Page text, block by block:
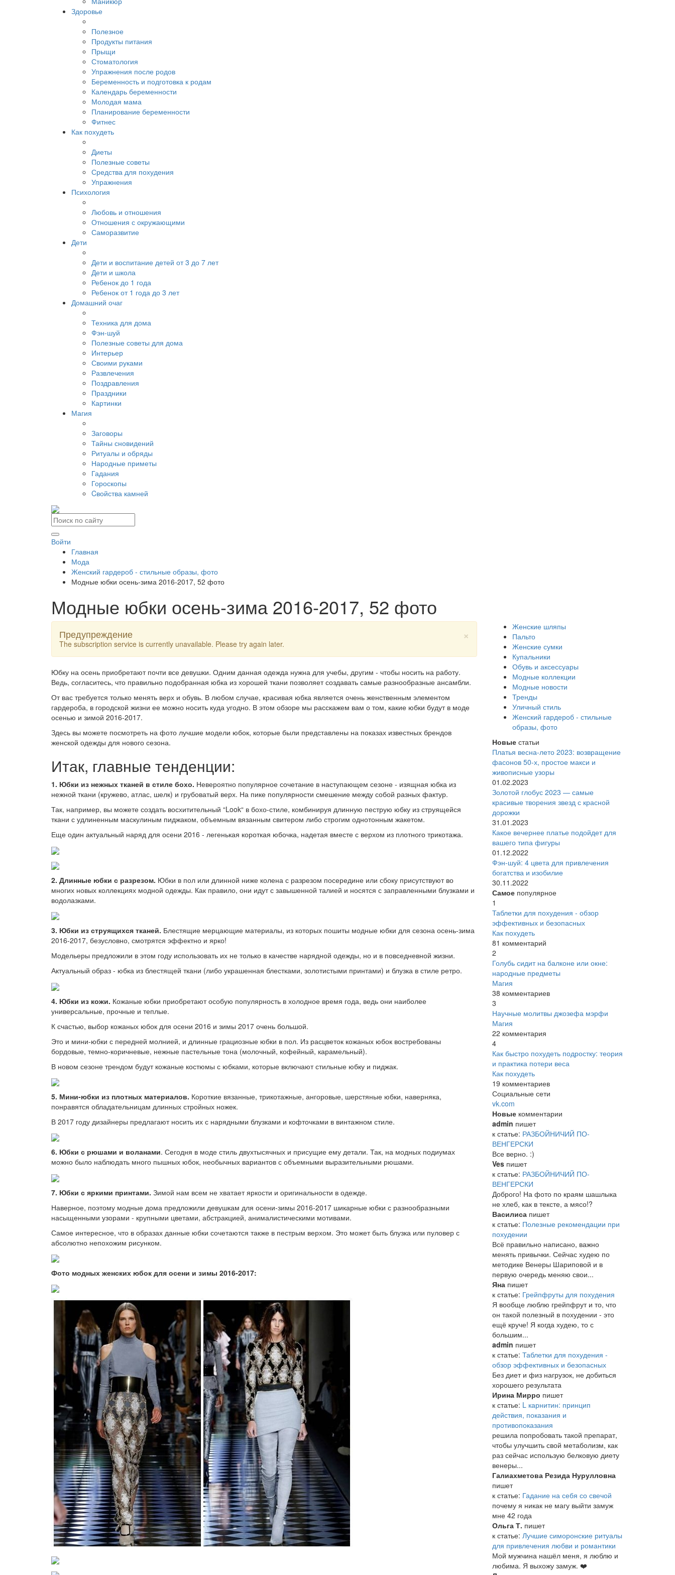
Здоровье
Полезное
Продукты питания
Прыщи
Стоматология
Упражнения после родов
Беременность и подготовка к родам
Календарь беременности
Молодая мама
Планирование беременности
Фитнес
Как похудеть
Диеты
Полезные советы
Средства для похудения
Упражнения
Психология
Любовь и отношения
Отношения с окружающими
Саморазвитие
Дети
Дети и воспитание детей от 3 до 7 лет
Дети и школа
Ребенок до 1 года
Ребенок от 1 года до 3 лет
Домашний очаг
Техника для дома
Фэн-шуй
Полезные советы для дома
Интерьер
Своими руками
Развлечения
Поздравления
Праздники
Картинки
Магия
Заговоры
Тайны сновидений
Ритуалы и обряды
Народные приметы
Гадания
Гороскопы
Cвойства камней
Войти
Главная
Мода
Женский гардероб - стильные образы, фото
Модные юбки осень-зима 2016-2017, 52 фото
Модные юбки осень-зима 2016-2017, 52 фото
×
Предупреждение
The subscription service is currently unavailable. Please try again later.
Юбку на осень приобретают почти все девушки. Одним данная одежда нужна для учебы, другим - чтобы носить на работу.
Ведь, согласитесь, что правильно подобранная юбка из хорошей ткани позволяет создавать самые разнообразные ансамбли.
От вас требуется только менять верх и обувь. В любом случае, красивая юбка является очень женственным элементом
гардероба, в городской жизни ее можно носить куда угодно. В этом обзоре мы расскажем вам о том, какие юбки будут в моде
осенью и зимой 2016-2017.
Здесь вы можете посмотреть на фото лучшие модели юбок, которые были представлены на показах известных брендов
женской одежды для нового сезона.
Итак, главные тенденции:
1. Юбки из нежных тканей в стиле бохо. Невероятно популярное сочетание в наступающем сезоне - изящная юбка из
нежной ткани (кружево, атлас, шелк) и грубоватый верх. На пике популярности смешение между собой разных фактур.
Так, например, вы можете создать восхитительный “Look“ в бохо-стиле, комбинируя длинную пеструю юбку из струящейся
ткани с удлиненным маскулиным пиджаком, объемным вязанным свитером либо строгим однотонным жакетом.
Еще один актуальный наряд для осени 2016 - легенькая короткая юбочка, надетая вместе с верхом из плотного трикотажа.
2. Длинные юбки с разрезом. Юбки в пол или длинной ниже колена с разрезом посередине или сбоку присутствуют во
многих новых коллекциях модной одежды. Как правило, они идут с завышенной талией и носятся с заправленными блузками и
водолазками.
3. Юбки из струящихся тканей. Блестящие мерцающие материалы, из которых пошиты модные юбки для сезона осень-зима
2016-2017, безусловно, смотрятся эффектно и ярко!
Модельеры предложили в этом году использовать их не только в качестве нарядной одежды, но и в повседневной жизни.
Актуальный образ - юбка из блестящей ткани (либо украшенная блестками, золотистыми принтами) и блузка в стиле ретро.
4. Юбки из кожи. Кожаные юбки приобретают особую популярность в холодное время года, ведь они наиболее
универсальные, прочные и теплые.
К счастью, выбор кожаных юбок для осени 2016 и зимы 2017 очень большой.
Это и мини-юбки с передней молнией, и длинные грациозные юбки в пол. Из расцветок кожаных юбок востребованы
бордовые, темно-коричневые, нежные пастельные тона (молочный, кофейный, карамельный).
В новом сезоне трендом будут кожаные костюмы с юбками, которые включают стильные юбку и пиджак.
5. Мини-юбки из плотных материалов. Короткие вязанные, трикотажные, ангоровые, шерстяные юбки, наверняка,
понравятся обладательницам длинных стройных ножек.
В 2017 году дизайнеры предлагают носить их с нарядными блузками и кофточками в винтажном стиле.
6. Юбки с рюшами и воланами. Сегодня в моде стиль двухтысячных и присущие ему детали. Так, на модных подиумах
можно было наблюдать много пышных юбок, необычных вариантов с объемными выразительными рюшами.
7. Юбки с яркими принтами. Зимой нам всем не хватает яркости и оригинальности в одежде.
Наверное, поэтому модные дома предложили девушкам для осени-зимы 2016-2017 шикарные юбки с разнообразными
насыщенными узорами - крупными цветами, абстракцией, анималистическими мотивами.
Самое интересное, что в образах данные юбки сочетаются также в пестрым верхом. Это может быть блузка или пуловер с
абсолютно непохожим рисунком.
Фото модных женских юбок для осени и зимы 2016-2017:
Женские шляпы
Пальто
Женские сумки
Купальники
Обувь и аксессуары
Модные коллекции
Модные новости
Тренды
Уличный стиль
Женский гардероб - стильные
образы, фото
Новыестатьи
Платья весна-лето 2023: возвращение
фасонов 50-х, простое макси и
живописные узоры
01.02.2023
Золотой глобус 2023 — самые
красивые творения звезд с красной
дорожки
31.01.2023
Какое вечернее платье подойдет для
вашего типа фигуры
01.12.2022
Фэн-шуй: 4 цвета для привлечения
богатства и изобилие
30.11.2022
Самоепопулярное
1
Таблетки для похудения - обзор
эффективных и безопасных
Как похудеть
81 комментарий
2
Голубь сидит на балконе или окне:
народные предметы
Магия
38 комментариев
3
Научные молитвы джозефа мэрфи
Магия
22 комментария
4
Как быстро похудеть подростку: теория
и практика потери веса
Как похудеть
19 комментариев
Социальные сети
vk.com
Новыекомментарии
admin пишет
к статье: РАЗБОЙНИЧИЙ ПО-
ВЕНГЕРСКИ
Все верно. :)
Vesпишет
к статье: РАЗБОЙНИЧИЙ ПО-
ВЕНГЕРСКИ
Доброго! На фото по краям шашлыка
не хлеб, как в тексте, а мясо!?
Василисапишет
к статье: Полезные рекомендации при
похудении
Всё правильно написано, важно
менять привычки. Сейчас худею по
методике Венеры Шариповой и в
первую очередь меняю свои...
Янапишет
к статье: Грейпфруты для похудения
Я вообще люблю грейпфрут и то, что
он такой полезный в похудении - это
ещё круче! Я когда худею, то с
большим...
admin пишет
к статье: Таблетки для похудения -
обзор эффективных и безопасных
Без диет и физ нагрузок, не добиться
хорошего результата
Ирина Мирро пишет
к статье: L карнитин: принцип
действия, показания и
противопоказания
решила попробовать такой препарат,
чтобы улучшить свой метаболизм, как
раз сейчас использую белковую диету
венеры...
Галиахметова Резида Нурулловна
пишет
к статье: Гадание на себя со свечой
почему я никак не магу выйти замуж
мне 42 года
Ольга Т. пишет
к статье: Лучшие симоронские ритуалы
для привлечения любви и романтики
Мой мужчина нашёл меня, я люблю и
любима. Я выхожу замуж. ❤️